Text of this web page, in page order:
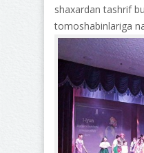
shaxardan tashrif
tomoshabinlariga